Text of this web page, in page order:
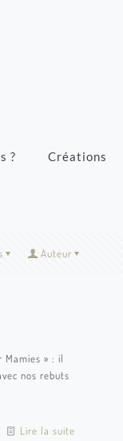
? Créations
Auteur
Mamies » : il
nos rebuts
Lire la suite